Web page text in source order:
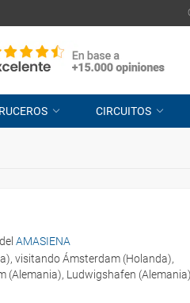
CIRCUITOS
AMASIENA
visitando Ámsterdam (Holanda),
(Alemania), Ludwigshafen